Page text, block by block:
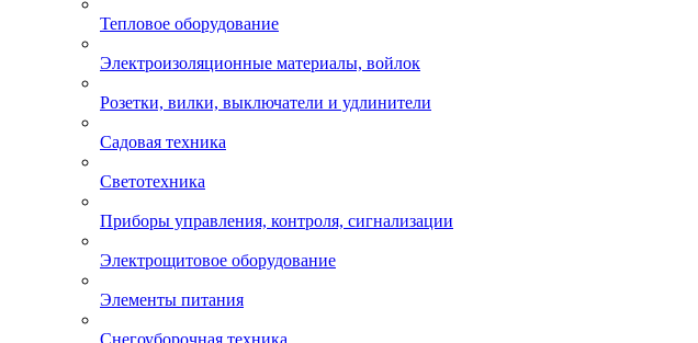
Тепловое оборудование
Электроизоляционные материалы, войлок
Розетки, вилки, выключатели и удлинители
Садовая техника
Светотехника
Приборы управления, контроля, сигнализации
Электрощитовое оборудование
Элементы питания
Снегоуборочная техника